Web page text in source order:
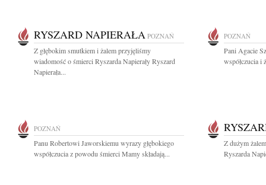
RYSZARD NAPIERAŁA POZNAŃ
Z głębokim smutkiem i żalem przyjęliśmy
wiadomość o śmierci Ryszarda Napierały Ryszard
Napierała...
POZNAŃ
Pani Agacie
współczucia i
POZNAŃ
Panu Robertowi Jaworskiemu wyrazy głębokiego
współczucia z powodu śmierci Mamy składają...
Z dużym
Ryszarda